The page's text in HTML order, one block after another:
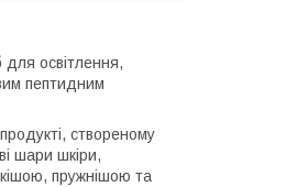
освітлення,
пептидним
створеному
шари шкіри,
пружнішою та